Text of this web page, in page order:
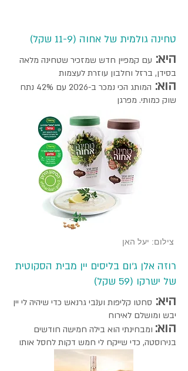
טחינה גולמית של אחוה (11-9 שקל)
היא: עם קמפיין חדש שמזכיר שטחינה מלאה
בסידן, ברזל וחלבון עוזרת לעצמות
הוא:
המותג הכי נמכר ב-2026 עם 42% נתח
שוק כמותי. מפרגן
צילום: יעל האן
רוזה אלן ג'ום בליסים יין מבית הסקוטית
של ישרקו (59 שקל)
היא: סחטו קליפות וענבי גרנאש כדי שיהיה לי יין
יבש ומושלם לאירוח
הוא: ומבחינתי הוא בילה חמישה חודשים
בנירוסטה, כדי שייקח לי חמש דקות לחסל אותו